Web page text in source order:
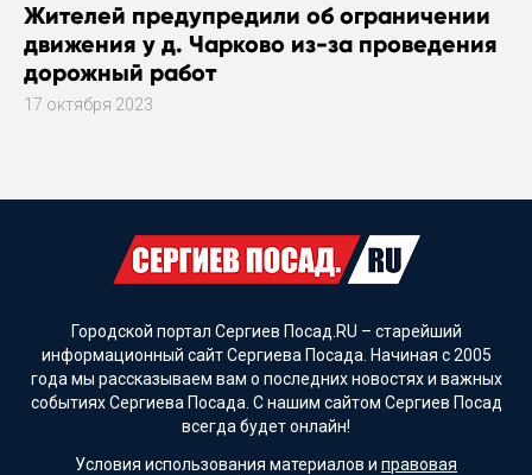
Жителей предупредили об ограничении
движения у д. Чарково из-за проведения
дорожный работ
17 октября 2023
Городской портал Сергиев Посад.RU – старейший
информационный сайт Сергиева Посада. Начиная с 2005
года мы рассказываем вам о последних новостях и важных
событиях Сергиева Посада. С нашим сайтом Сергиев Посад
всегда будет онлайн!
Условия использования материалов и правовая